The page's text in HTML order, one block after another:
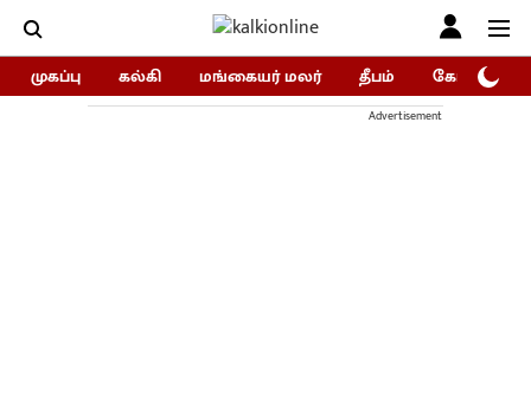
முகப்பு கல்கி மங்கையர் மலர் தீபம் கோகுலம்/
Advertisement